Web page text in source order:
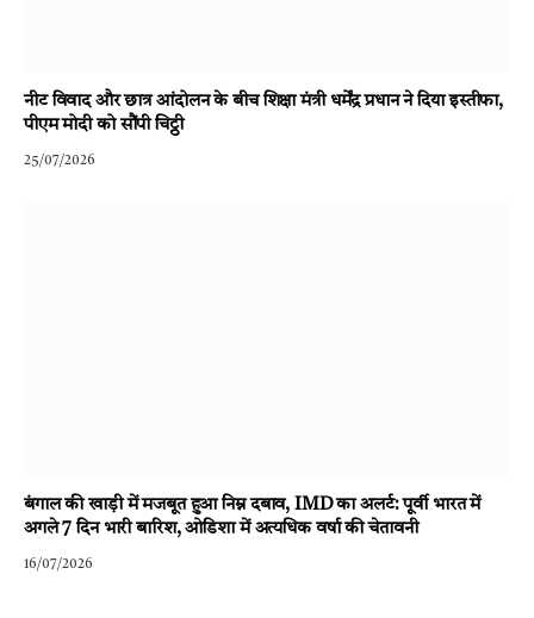
नीट विवाद और छात्र आंदोलन के बीच शिक्षा मंत्री धर्मेंद्र प्रधान ने दिया इस्तीफा,
पीएम मोदी को सौंपी चिट्ठी
25/07/2026
बंगाल की खाड़ी में मजबूत हुआ निम्न दबाव, IMD का अलर्ट: पूर्वी भारत में
अगले 7 दिन भारी बारिश, ओडिशा में अत्यधिक वर्षा की चेतावनी
16/07/2026